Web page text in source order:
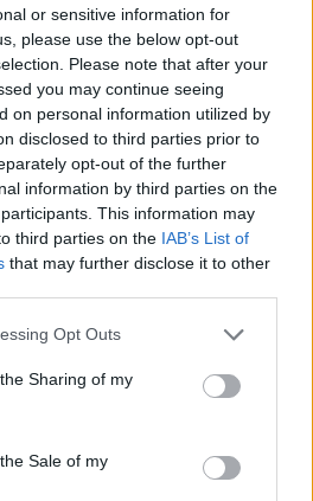
or sensitive information for
please use the below opt-out
Please note that after your
you may continue seeing
on personal information utilized by
disclosed to third parties prior to
opt-out of the further
information by third parties on the
This information may
third parties on the IAB’s List of
that may further disclose it to other
Opt Outs
Sharing of my
Sale of my
plegable
8.99€
Natural
12.99€
.